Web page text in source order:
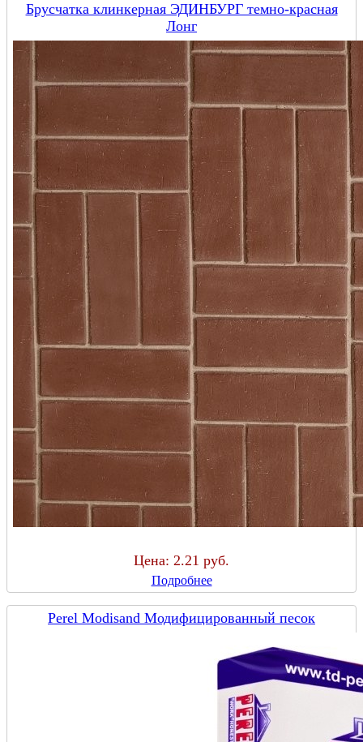
Брусчатка клинкерная ЭДИНБУРГ темно-красная
Лонг
Цена: 2.21 руб.
Подробнее
Perel Modisand Модифицированный песок